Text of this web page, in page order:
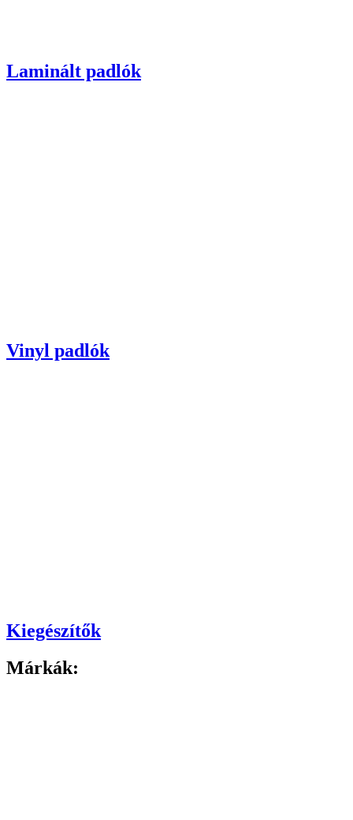
Laminált padlók
Vinyl padlók
Kiegészítők
Márkák: